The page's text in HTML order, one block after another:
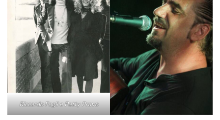
Riccardo Fogli e Patty Pravo